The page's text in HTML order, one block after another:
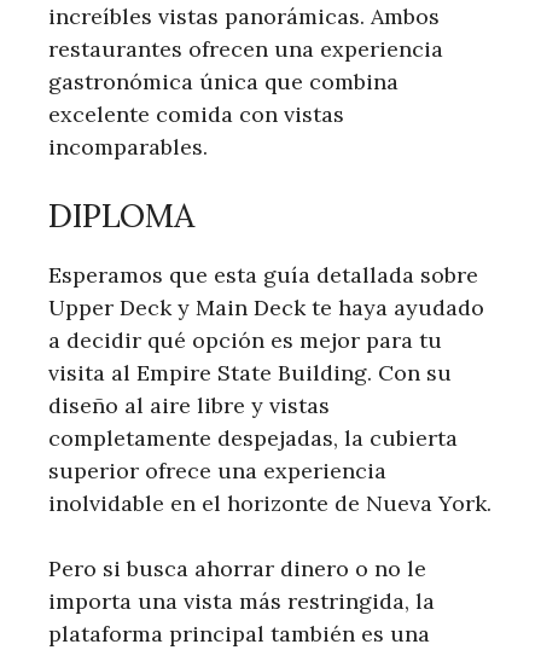
increíbles vistas panorámicas. Ambos
restaurantes ofrecen una experiencia
gastronómica única que combina
excelente comida con vistas
incomparables.
DIPLOMA
Esperamos que esta guía detallada sobre
Upper Deck y Main Deck te haya ayudado
a decidir qué opción es mejor para tu
visita al Empire State Building. Con su
diseño al aire libre y vistas
completamente despejadas, la cubierta
superior ofrece una experiencia
inolvidable en el horizonte de Nueva York.
Pero si busca ahorrar dinero o no le
importa una vista más restringida, la
plataforma principal también es una